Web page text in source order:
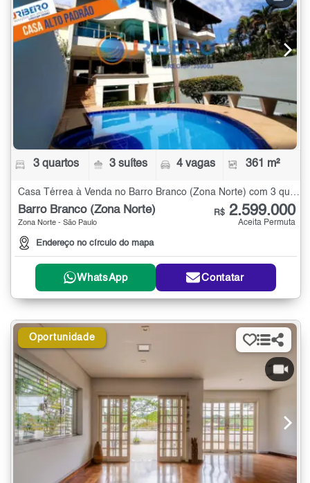
3 quartos 3 suítes 4 vagas 361 m²
Casa Térrea à Venda no Barro Branco (Zona Norte) com 3 quartos - 361 m²
Barro Branco (Zona Norte)
Zona Norte - São Paulo
Endereço no círculo do mapa
R$ 2.599.000
Aceita Permuta
WhatsApp Contatar
Oportunidade